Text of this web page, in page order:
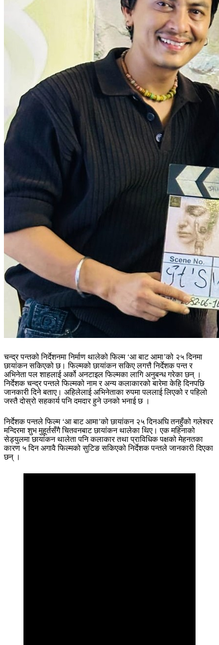
चन्द्र पन्तको निर्देशनमा निर्माण थालेको फिल्म ‘आ बाट आमा’को २५ दिनमा
छायांकन सकिएको छ। फिल्मको छायांकन सकिए लगत्तै निर्देशक पन्त र
अभिनेता पल शाहलाई अर्को अनटाइल फिल्मका लागि अनुबन्ध गरेका छन् ।
निर्देशक चन्द्र पन्तले फिल्मको नाम र अन्य कलाकारको बारेमा केहि दिनपछि
जानकारी दिने बताए। अहिलेलाई अभिनेताका रुपमा पललाई लिएको र पहिलो
जस्तै दोस्रो सहकार्य पनि दमदार हुने उनको भनाई छ ।
निर्देशक पन्तले फिल्म ‘आ बाट आमा’को छायांकन २५ दिनअघि तनहुँको गलेश्वर
मन्दिरमा शुभ मुहूर्तसँगै चितवनबाट छायांकन थालेका थिए। एक महिनाको
सेड्युलमा छायांकन थालेता पनि कलाकार तथा प्राविधिक पक्षको मेहनतका
कारण ५ दिन अगावै फिल्मको सुटिङ सकिएको निर्देशक पन्तले जानकारी दिएका
छन् ।